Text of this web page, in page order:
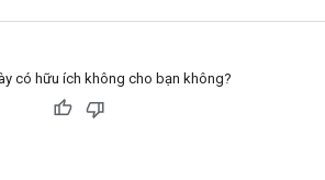
có hữu ích không cho bạn không?